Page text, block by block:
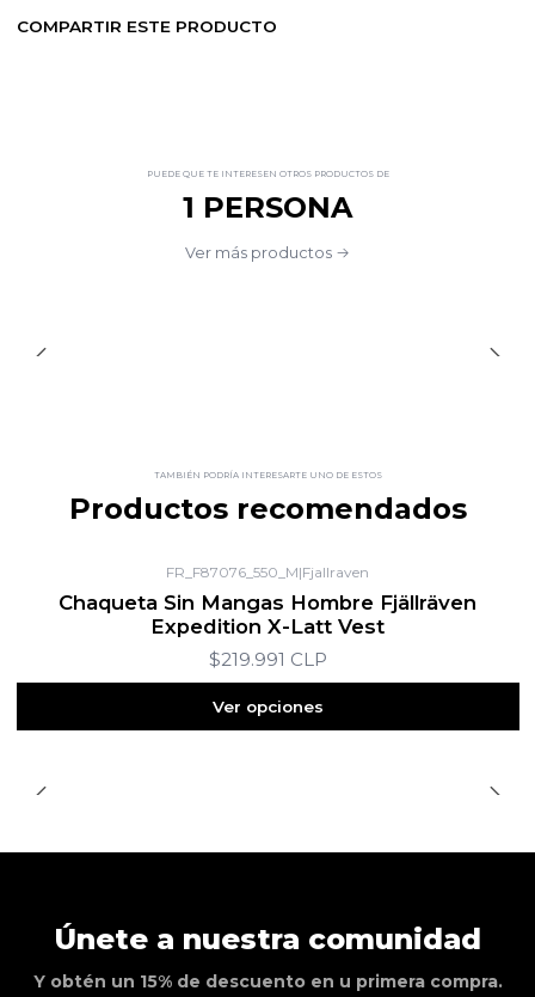
COMPARTIR ESTE PRODUCTO
PUEDE QUE TE INTERESEN OTROS PRODUCTOS DE
1 PERSONA
Ver más productos
TAMBIÉN PODRÍA INTERESARTE UNO DE ESTOS
Productos recomendados
FR_F87076_550_M|Fjallraven
Chaqueta Sin Mangas Hombre Fjällräven
Expedition X-Latt Vest
$219.991 CLP
Ver opciones
Únete a nuestra comunidad
Y obtén un 15% de descuento en u primera compra.